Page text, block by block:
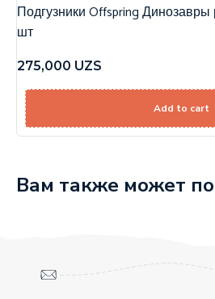
Подгузники Offspring Динозавры
шт
275,000 UZS
Add to cart
Вам также может